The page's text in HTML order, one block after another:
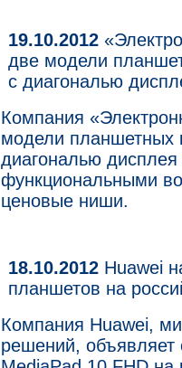
19.10.2012
две модели
с диагональю
Компания
модели планшетных
диагональю
функциональными
ценовые ниши.
18.10.2012 Huawei
планшетов на
Компания Huawei,
решений,